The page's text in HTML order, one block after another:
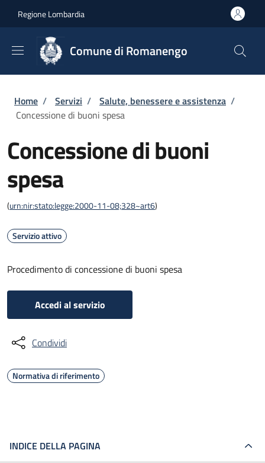
Regione Lombardia
Comune di Romanengo
Briciole di pane
Home / Servizi / Salute, benessere e assistenza /
Concessione di buoni spesa
Concessione di buoni
spesa
(urn:nir:stato:legge:2000-11-08;328~art6)
Servizio attivo
Procedimento di concessione di buoni spesa
Accedi al servizio
Condividi
Normativa di riferimento
INDICE DELLA PAGINA